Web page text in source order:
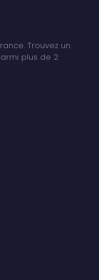
Trouvez un
plus de 2